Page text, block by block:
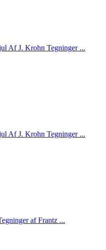
Af J. Krohn Tegninger ...
Af J. Krohn Tegninger ...
af Frantz ...